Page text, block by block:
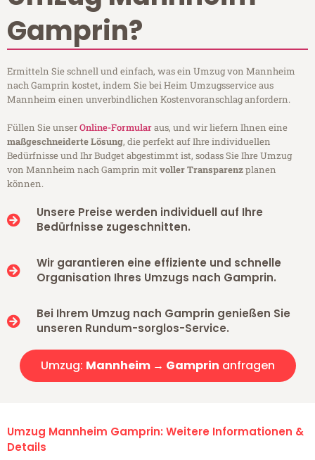
Gamprin?
Ermitteln Sie schnell und einfach, was ein Umzug von Mannheim
nach Gamprin kostet, indem Sie bei Heim Umzugsservice aus
Mannheim einen unverbindlichen Kostenvoranschlag anfordern.
Füllen Sie unserOnline-Formularaus, und wir liefern Ihnen eine
maßgeschneiderte Lösung, die perfekt auf Ihre individuellen
Bedürfnisse und Ihr Budget abgestimmt ist, sodass Sie Ihre Umzug
von Mannheim nach Gamprin mitvoller Transparenzplanen
können.
Unsere Preise werden individuell auf Ihre
Bedürfnisse zugeschnitten.
Wir garantieren eine effiziente und schnelle
Organisation Ihres Umzugs nach Gamprin.
Bei Ihrem Umzug nach Gamprin genießen Sie
unseren Rundum-sorglos-Service.
Umzug: Mannheim → Gamprin anfragen
Umzug Mannheim Gamprin: Weitere Informationen &
Details